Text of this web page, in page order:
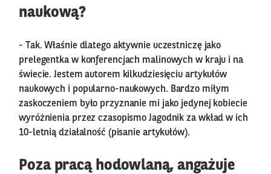
naukową?
- Tak. Właśnie dlatego aktywnie uczestniczę jako
prelegentka w konferencjach malinowych w kraju i na
świecie. Jestem autorem kilkudziesięciu artykułów
naukowych i popularno-naukowych. Bardzo miłym
zaskoczeniem było przyznanie mi jako jedynej kobiecie
wyróżnienia przez czasopismo Jagodnik za wkład w ich
10-letnią działalność (pisanie artykułów).
Poza pracą hodowlaną, angażuje